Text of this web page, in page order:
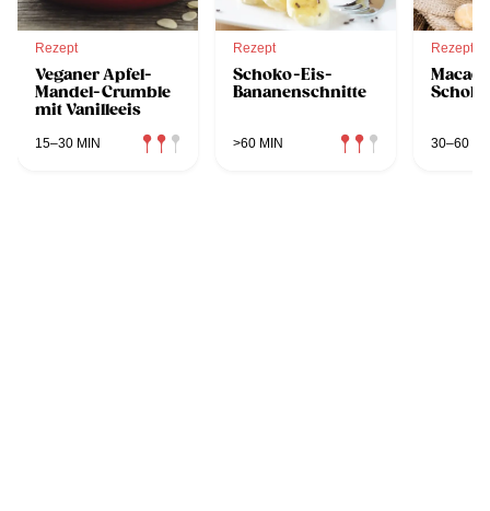
Rezept
Veganer Apfel-
Mandel-Crumble
mit Vanilleeis
15–30 MIN
Rezept
Schoko-Eis-
Bananenschnitte
>60 MIN
Rezept
30–60